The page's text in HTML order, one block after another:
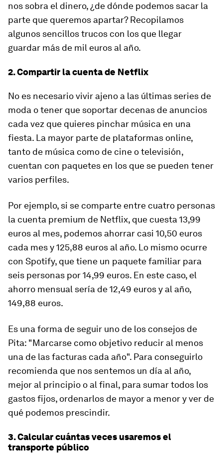
nos sobra el dinero, ¿de dónde podemos sacar la
parte que queremos apartar? Recopilamos
algunos sencillostrucos con los que llegar
guardar más de mil euros al año.
2. Compartir la cuenta de Netflix
No es necesario vivir ajeno a las últimas series de
moda o tener que soportar decenas de anuncios
cada vez que quieres pinchar música en una
fiesta. La mayor parte de plataformas online,
tanto de música como de cine o televisión,
cuentan con paquetes en los que se pueden tener
varios perfiles.
Por ejemplo, si se comparte entre cuatro personas
la cuenta premium de Netflix, que cuesta 13,99
euros al mes, podemos ahorrar casi 10,50 euros
cada mes y 125,88 euros al año. Lo mismo ocurre
con Spotify, que tiene un paquete familiar para
seis personas por 14,99 euros. En este caso, el
ahorro mensual sería de 12,49 euros y al año,
149,88 euros.
Es una forma de seguir uno de los consejos de
Pita: "Marcarse como objetivo reducir al menos
una de las facturas cada año". Para conseguirlo
recomienda que nos sentemos un día al año,
mejor al principio o al final, para sumar todos los
gastos fijos, ordenarlos de mayor a menor y ver de
qué podemos prescindir.
3. Calcular cuántas veces usaremos el
transporte público